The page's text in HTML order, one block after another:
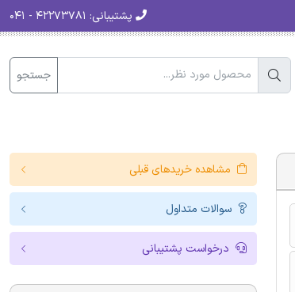
پشتیبانی:
جستجو
مشاهده خریدهای قبلی
سوالات متداول
درخواست پشتیبانی